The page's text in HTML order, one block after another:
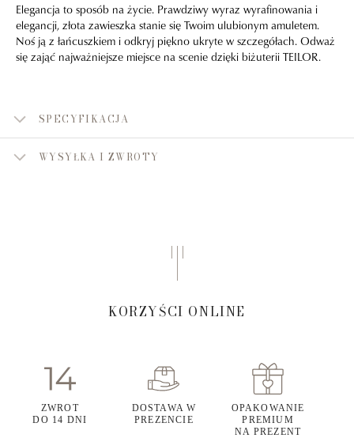
Elegancja to sposób na życie. Prawdziwy wyraz wyrafinowania i
elegancji, złota zawieszka stanie się Twoim ulubionym amuletem.
Noś ją z łańcuszkiem i odkryj piękno ukryte w szczegółach. Odważ
się zająć najważniejsze miejsce na scenie dzięki biżuterii TEILOR.
SPECYFIKACJA
WYSYŁKA I ZWROTY
KORZYŚCI ONLINE
ZWROT
DO 14 DNI
DOSTAWA W
PREZENCIE
OPAKOWANIE
PREMIUM
NA PREZENT